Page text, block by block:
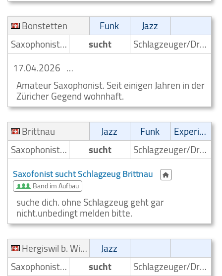
Bonstetten
Funk
Jazz
Saxophonist/Saxophonspieler
sucht
Schlagzeuger/Drummer
17.04.2026
suche Funk Schlagzeuger Bonstetten
Amateur Saxophonist. Seit einigen Jahren in der
Züricher Gegend wohnhaft.
Brittnau
Jazz Funk
Experimental
Saxophonist/Saxophonspieler
sucht Schlagzeuger/Drummer
Saxofonist sucht Schlagzeug Brittnau
Band im Aufbau
suche dich. ohne Schlagzeug geht gar
nicht.unbedingt melden bitte.
Hergiswil b. Willisau
Jazz
Saxophonist/Saxophonspieler
sucht Schlagzeuger/Drummer